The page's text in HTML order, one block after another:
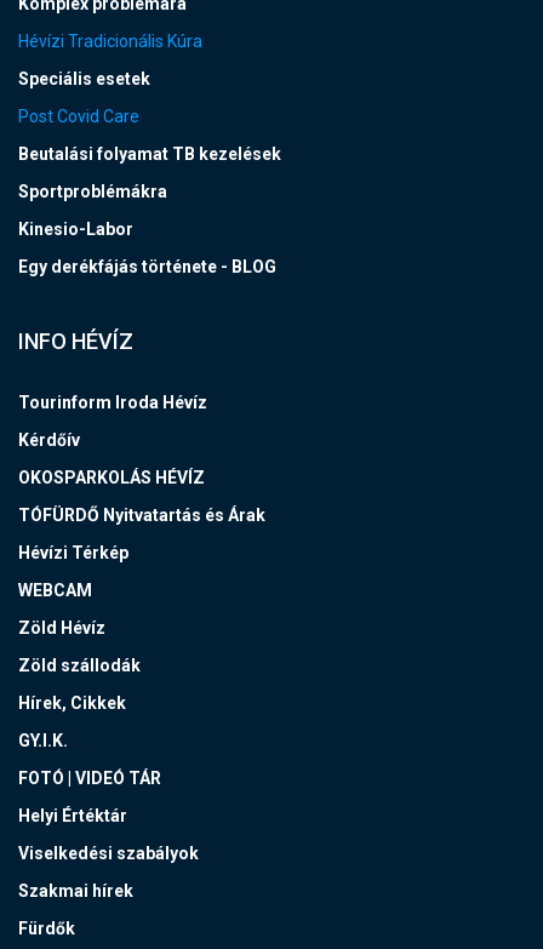
Hévízi Tradicionális Kúra
Speciális esetek
Post Covid Care
Beutalási folyamat TB kezelések
Sportproblémákra
Kinesio-Labor
Egy derékfájás története - BLOG
INFO HÉVÍZ
Tourinform Iroda Hévíz
Kérdőív
OKOSPARKOLÁS HÉVÍZ
TÓFÜRDŐ Nyitvatartás és Árak
Hévízi Térkép
WEBCAM
Zöld Hévíz
Zöld szállodák
Hírek, Cikkek
GY.I.K.
FOTÓ | VIDEÓ TÁR
Helyi Értéktár
Viselkedési szabályok
Szakmai hírek
Fürdők